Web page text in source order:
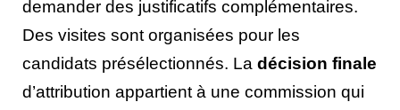
demander des justificatifs complémentaires.
Des visites sont organisées pour les
candidats présélectionnés. La décision finale
d’attribution appartient à une commission qui